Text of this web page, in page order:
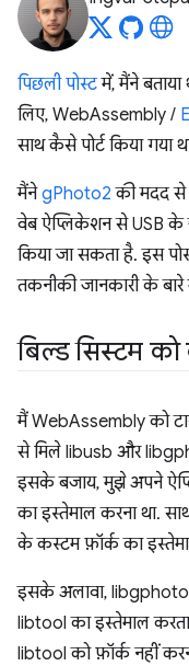
पिछली पोस्टमें, मैंने बताया
लिए, WebAssembly /
साथ कैसे पोर्ट किया गया
मैंनेgPhoto2 की मदद से
वेब ऐप्लिकेशन से USB के
किया जा सकता है. इस
तकनीकी जानकारी के बारे
बिल्ड सिस्टम
मैं WebAssembly को
से मिले libusb और
इसके बजाय, मुझे अपने
का इस्तेमाल करना था.
के कस्टम फ़ॉर्क का
इसके अलावा,
libtool का इस्तेमाल करता
libtool को फ़ॉर्क नहीं